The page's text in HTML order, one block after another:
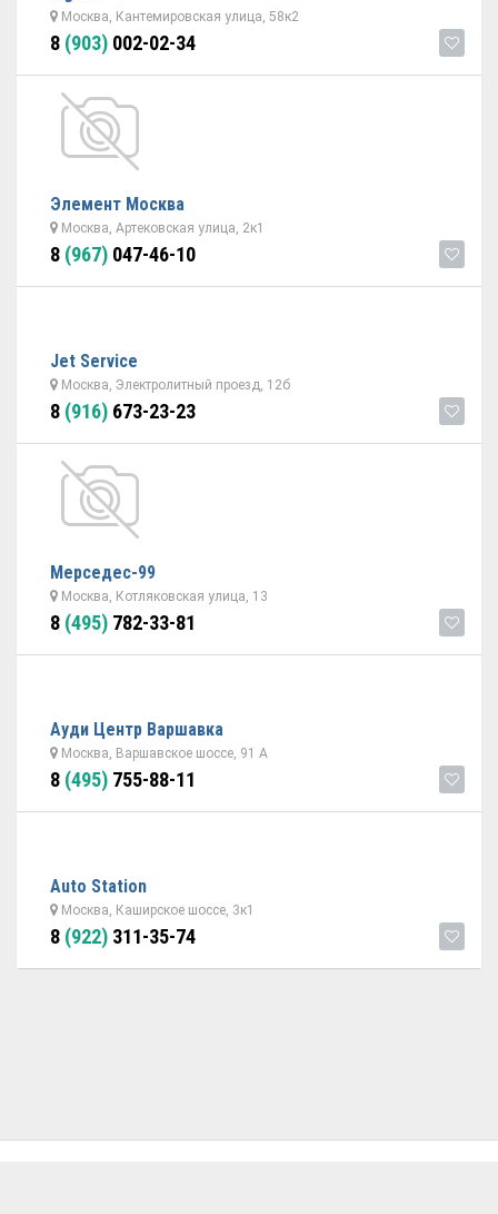
Москва, Кантемировская улица, 58к2
8 (903) 002-02-34
Элемент Москва
Москва, Артековская улица, 2к1
8 (967) 047-46-10
Jet Service
Москва, Электролитный проезд, 12б
8 (916) 673-23-23
Мерседес-99
Москва, Котляковская улица, 13
8 (495) 782-33-81
Ауди Центр Варшавка
Москва, Варшавское шоссе, 91 А
8 (495) 755-88-11
Auto Station
Москва, Каширское шоссе, 3к1
8 (922) 311-35-74